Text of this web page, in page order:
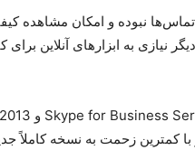
تماس‌ها نبوده و امکان مشاهده
نیازی به ابزارهای آنلاین
کمترین زحمت به نسخه کاملاً